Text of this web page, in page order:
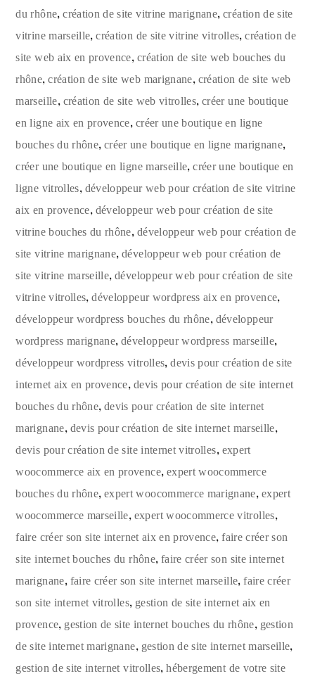
du rhône,création de site vitrine marignane,création de site
vitrine marseille,création de site vitrine vitrolles,création de
site web aix en provence, création de site web bouches du
rhône,création de site web marignane, création de site web
marseille, création de site web vitrolles,créer une boutique
en ligne aix en provence, créer une boutique en ligne
bouches du rhône,créer une boutique en ligne marignane,
créer une boutique en ligne marseille,créer une boutique en
ligne vitrolles, développeur web pour création de site vitrine
aix en provence, développeur web pour création de site
vitrine bouches du rhône, développeur web pour création de
site vitrine marignane,développeur web pour création de
site vitrine marseille,développeur web pour création de site
vitrine vitrolles,développeur wordpress aix en provence,
développeur wordpress bouches du rhône, développeur
wordpress marignane,développeur wordpress marseille,
développeur wordpress vitrolles,devis pour création de site
internet aix en provence, devis pour création de site internet
bouches du rhône,devis pour création de site internet
marignane, devis pour création de site internet marseille,
devis pour création de site internet vitrolles, expert
woocommerce aix en provence, expert woocommerce
bouches du rhône,expert woocommerce marignane, expert
woocommerce marseille, expert woocommerce vitrolles,
faire créer son site internet aix en provence,faire créer son
site internet bouches du rhône, faire créer son site internet
marignane, faire créer son site internet marseille,faire créer
son site internet vitrolles, gestion de site internet aix en
provence, gestion de site internet bouches du rhône, gestion
de site internet marignane, gestion de site internet marseille,
gestion de site internet vitrolles,hébergement de votre site